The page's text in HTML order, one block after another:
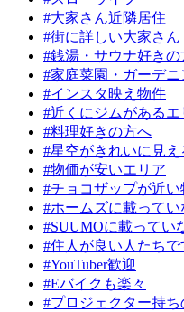
#大家さん近隣居住
#街に詳しい大家さん
#銭湯・サウナ好きの
#家庭菜園・ガーデ
#インスタ映え物件
#近くにジムがあるエ
#料理好きの方へ
#星空がきれいに見え
#物価が安いエリア
#チョコザップが近い
#ホームズに載って
#SUUMOに載ってい
#住人が良い人たちで
#YouTuber歓迎
#Eバイクも楽々
#プロジェクター持ち